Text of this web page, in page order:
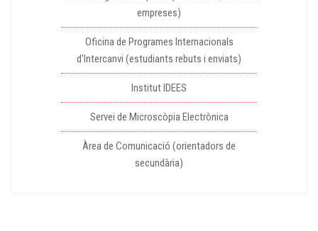
empreses)
Oficina de Programes Internacionals
d'Intercanvi (estudiants rebuts i enviats)
Institut IDEES
Servei de Microscòpia Electrònica
Àrea de Comunicació (orientadors de
secundària)